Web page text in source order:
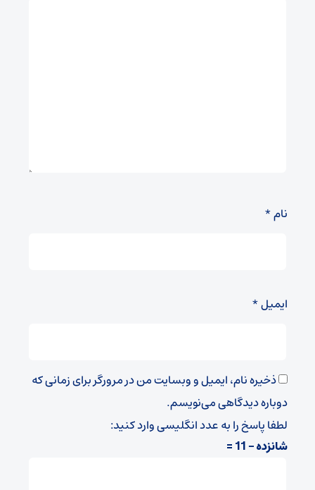
نام*
ایمیل*
ذخیره نام، ایمیل و وبسایت من در مرورگر برای زمانی که
دوباره دیدگاهی می‌نویسم.
لطفا پاسخ را به عدد انگلیسی وارد کنید:
شانزده − 11 =